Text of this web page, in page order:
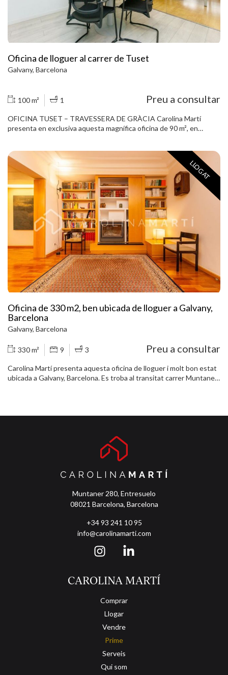
Oficina de lloguer al carrer de Tuset
Galvany, Barcelona
100 m² 1 Preu a consultar
OFICINA TUSET – TRAVESSERA DE GRÀCIA Carolina Martí
presenta en exclusiva aquesta magnífica oficina de 90 m², en
professional. Es distribueix en tres zones de treball, un espai
d'arxiu pràctic, office i un lavabo modern. Els terres de parquet
aporten calidesa i el sistema d'aire condicionat fred/calor per splits
assegura el màxim confort. La finca compta amb ascensor i servei
de consergeria, afegint comoditat i seguretat. Ubicada en una zona
estratègica, és una oportunitat perfecta per a professionals que
busquen un espai funcional i ben comunicat. Truqui'ns per agendar
una visita. Us encantarà!
LLOGAT
Oficina de 330 m2, ben ubicada de lloguer a Galvany,
Barcelona
Galvany, Barcelona
330 m² 9 3 Preu a consultar
Carolina Martí presenta aquesta oficina de lloguer i molt bon estat
ubicada a Galvany, Barcelona. Es troba al transitat carrer Muntaner
oficina amb 9 habitacions i una magnífica presència en perfecte
terres de parquet i sostres alts. Disposa d´ascensor i plaça de
pàrquing opcional. Truqui'ns per visitar l'oficina.
Muntaner 280, Entresuelo
08021 Barcelona, Barcelona
+34 93 241 10 95
info@carolinamarti.com
CAROLINA MARTÍ
Comprar
Llogar
Vendre
Prime
Serveis
Qui som